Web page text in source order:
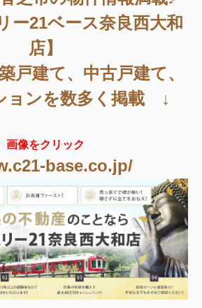
ー21ベース奈良西大和
店】
戸建て、中古戸建て、
ョンを数多く掲載 ↓
画像をクリック
base.co.jp/